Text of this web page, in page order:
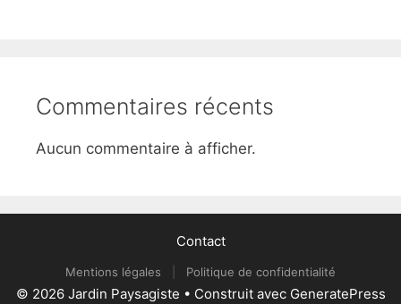
Commentaires récents
Aucun commentaire à afficher.
Contact
Mentions légales Politique de confidentialité
© 2026 Jardin Paysagiste • Construit avec GeneratePress